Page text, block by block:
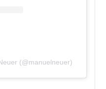
(@manuelneuer)